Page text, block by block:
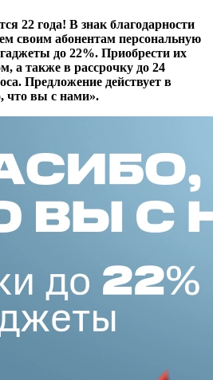
22 года! В знак благодарности
своим абонентам персональную
до 22%. Приобрести их
а также в рассрочку до 24
Предложение действует в
что вы с нами».